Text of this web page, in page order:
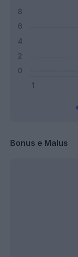
Bonus e Malus